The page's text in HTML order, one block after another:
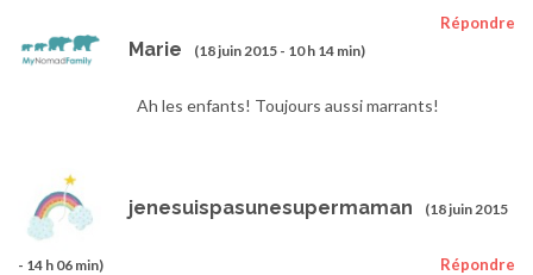
Marie (18 juin 2015 - 10 h 14 min)
Répondre
Ah les enfants! Toujours aussi marrants!
jenesuispasunesupermaman (18 juin 2015
- 14 h 06 min) Répondre